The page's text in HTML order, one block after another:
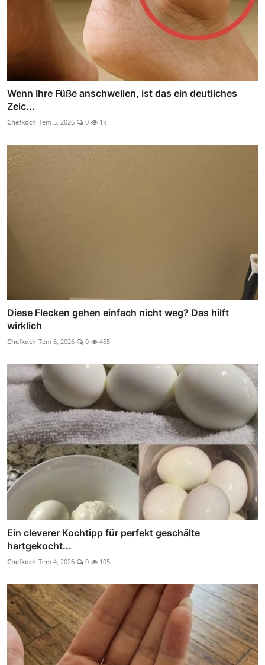
Wenn Ihre Füße anschwellen, ist das ein deutliches
Zeic...
Chefkoch Tem 5, 2026 0 1k
Diese Flecken gehen einfach nicht weg? Das hilft
wirklich
Chefkoch Tem 6, 2026 0 455
Ein cleverer Kochtipp für perfekt geschälte
hartgekocht...
Chefkoch Tem 4, 2026 0 105